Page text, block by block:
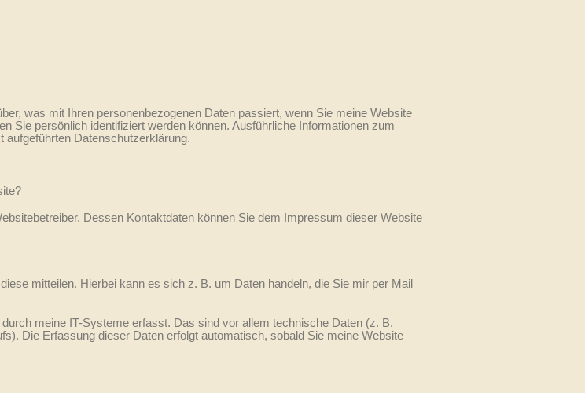
was mit Ihren personenbezogenen Daten passiert, wenn Sie meine Website
Sie persönlich identifiziert werden können. Ausführliche Informationen zum
aufgeführten Datenschutzerklärung.
Dessen Kontaktdaten können Sie dem Impressum dieser Website
mitteilen. Hierbei kann es sich z. B. um Daten handeln, die Sie mir per Mail
meine IT-Systeme erfasst. Das sind vor allem technische Daten (z. B.
Die Erfassung dieser Daten erfolgt automatisch, sobald Sie meine Website